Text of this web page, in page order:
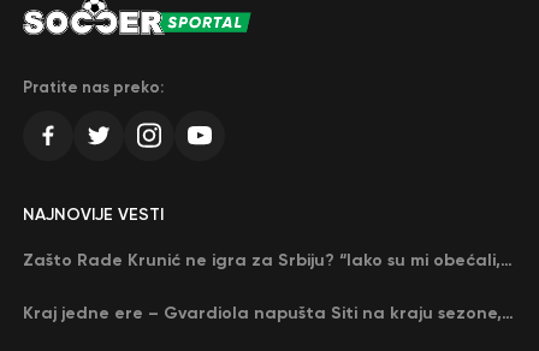
Pratite nas preko:
NAJNOVIJE VESTI
Zašto Rade Krunić ne igra za Srbiju? “Iako su mi obećali, niko me nije zvao…”
Kraj jedne ere – Gvardiola napušta Siti na kraju sezone, menja ga njegov nekadašnji rival